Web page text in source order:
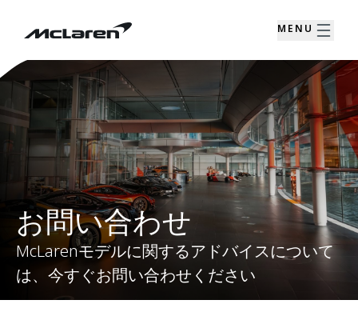
MENU
お問い合わせ
McLarenモデルに関するアドバイスについて
は、今すぐお問い合わせください